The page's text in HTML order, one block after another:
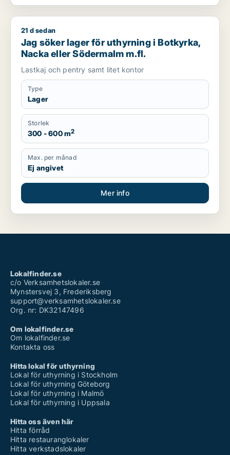
Jag söker lager för uthyrning i Botkyrka, Nacka eller
21 d sedan
Jag söker lager för uthyrning i Botkyrka,
Nacka eller Södermalm m.fl.
Lastkaj och pentry samt litet kontor
Type
Lager
Storlek
300 - 600 m2
Max. per månad
Ej angivet
Mer info
Lokalfinder.se
c/o Verksamhetslokaler.se
Mynstersvej 3, Frederiksberg
support@verksamhetslokaler.se
Org. nr: DK32147496
Om lokalfinder.se
Om lokalfinder.se
Kontakta oss
Hitta lokal för uthyrning
Lokal för uthyrning i Stockholm
Lokal för uthyrning Göteborg
Lokal för uthyrning i Malmö
Lokal för uthyrning i Uppsala
Hitta oss även här
Hitta förråd
Hitta restauranglokaler
Hitta verkstadslokaler